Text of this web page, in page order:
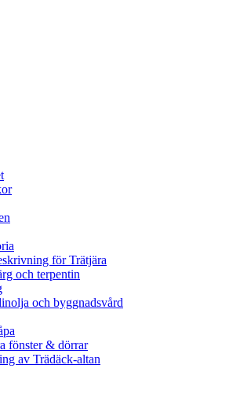
för Trätjära
och terpentin
och byggnadsvård
fönster & dörrar
av Trädäck-altan